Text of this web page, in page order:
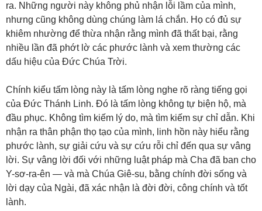
ra. Những người này không phủ nhận lỗi lầm của mình,
nhưng cũng không dùng chúng làm lá chắn. Họ có đủ sự
khiêm nhường để thừa nhận rằng mình đã thất bại, rằng
nhiều lần đã phớt lờ các phước lành và xem thường các
dấu hiệu của Đức Chúa Trời.
Chính kiểu tấm lòng này là tấm lòng nghe rõ ràng tiếng gọi
của Đức Thánh Linh. Đó là tấm lòng không tự biện hộ, mà
đầu phục. Không tìm kiếm lý do, mà tìm kiếm sự chỉ dẫn. Khi
nhận ra thân phận thọ tạo của mình, linh hồn này hiểu rằng
phước lành, sự giải cứu và sự cứu rỗi chỉ đến qua sự vâng
lời. Sự vâng lời đối với những luật pháp mà Cha đã ban cho
Y-sơ-ra-ên — và mà Chúa Giê-su, bằng chính đời sống và
lời dạy của Ngài, đã xác nhận là đời đời, công chính và tốt
lành.